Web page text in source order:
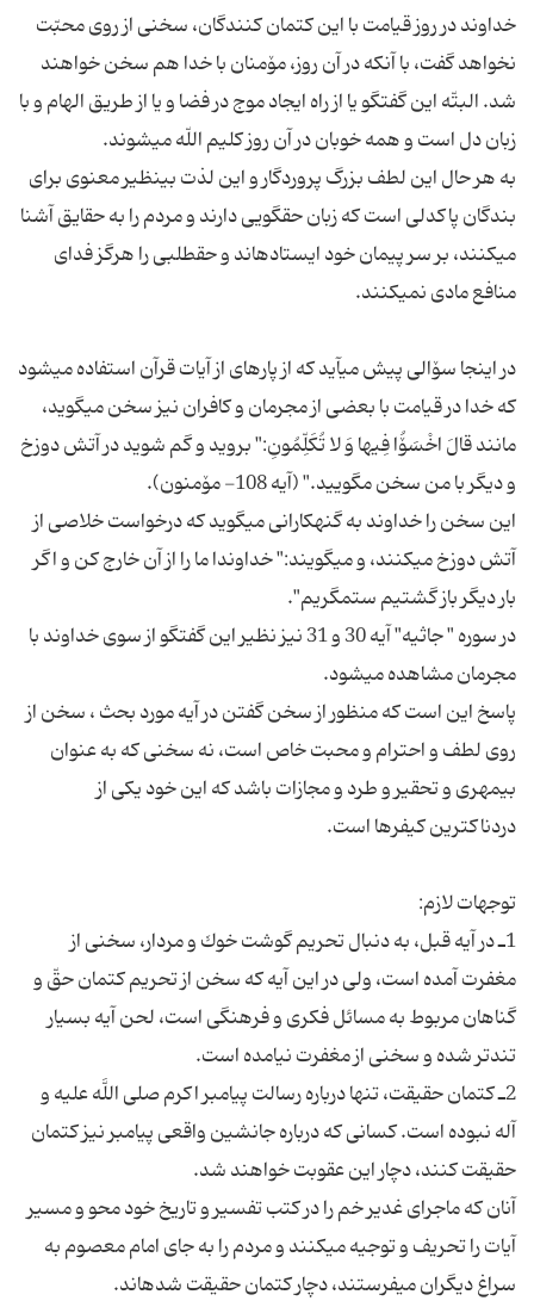
خداوند در روز قیامت با این كتمان كنندگان، سخنى از روى محبّت
نخواهد گفت، با آنكه در آن روز، مۆمنان با خدا هم سخن خواهند
شد. البتّه این گفتگو یا از راه ایجاد موج در فضا و یا از طریق الهام و با
به هر حال این لطف بزرگ پروردگار و این لذت بى‏نظیر معنوى براى
بندگان پاكدلى است كه زبان حقگویی دارند و مردم را به حقایق آشنا
مى‏كنند، بر سر پیمان خود ایستاده‏اند و حق‏طلبى را هرگز فداى
در اینجا سۆالى پیش مى‏آید كه از پاره‏اى از آیات قرآن استفاده مى‏شود
كه خدا در قیامت با بعضى از مجرمان و كافران نیز سخن مى‏گوید،
مانند قالَ اخْسَۆُا فِیها وَ لا تُكَلِّمُونِ:" بروید و گم شوید در آتش دوزخ
این سخن را خداوند به گنهكارانى مى‏گوید كه درخواست خلاصى از
آتش دوزخ مى‏كنند، و مى‏گویند:" خداوندا ما را از آن خارج كن و اگر
در سوره " جاثیه" آیه 30 و 31 نیز نظیر این گفتگو از سوى خداوند با
پاسخ این است كه منظور از سخن گفتن در آیه مورد بحث ، سخن از
روى لطف و احترام و محبت خاص است، نه سخنى كه به عنوان
بى‏مهرى و تحقیر و طرد و مجازات باشد كه این خود یكى از
1ـ در آیه قبل، به دنبال تحریم گوشت خوك و مردار، سخنى از
مغفرت آمده است، ولى در این آیه كه سخن از تحریم كتمان حقّ و
گناهان مربوط به مسائل فكرى و فرهنگى است، لحن آیه بسیار
2ـ كتمان حقیقت، تنها درباره رسالت پیامبر اكرم صلى اللَّه علیه و
آله نبوده است. كسانى كه درباره جانشین واقعى پیامبر نیز كتمان
آنان كه ماجراى غدیر خم را در كتب تفسیر و تاریخ خود محو و مسیر
آیات را تحریف و توجیه مى‏كنند و مردم را به جاى امام معصوم به